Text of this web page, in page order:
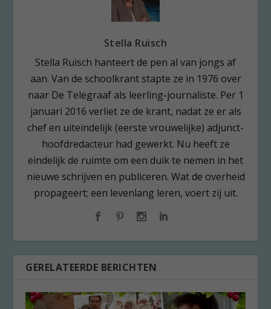
Stella Ruisch
Stella Ruisch hanteert de pen al van jongs af
aan. Van de schoolkrant stapte ze in 1976 over
naar De Telegraaf als leerling-journaliste. Per 1
januari 2016 verliet ze de krant, nadat ze er als
chef en uiteindelijk (eerste vrouwelijke) adjunct-
hoofdredacteur had gewerkt. Nu heeft ze
eindelijk de ruimte om een duik te nemen in het
nieuwe schrijven en publiceren. Wat de overheid
propageert; een levenlang leren, voert zij uit.
GERELATEERDE BERICHTEN